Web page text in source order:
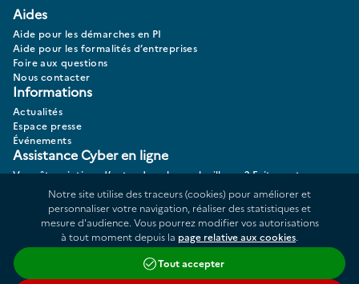
Aides
Aide pour les démarches en PI
Aide pour les formalités d’entreprises
Foire aux questions
Nous contacter
Informations
Actualités
Espace presse
Événements
Assistance Cyber en ligne
Vous êtes victime d’actes de cybermalveillance? Faites votre
Données personnelles
Plan du site
Répertoire des informations publiques
Notre site utilise des traceurs (cookies) pour améliorer et
personnaliser votre navigation, réaliser des statistiques et
mesure d'audience. Vous pourrez modifier vos autorisations
à tout moment depuis la page relative aux cookies
Tout accepter